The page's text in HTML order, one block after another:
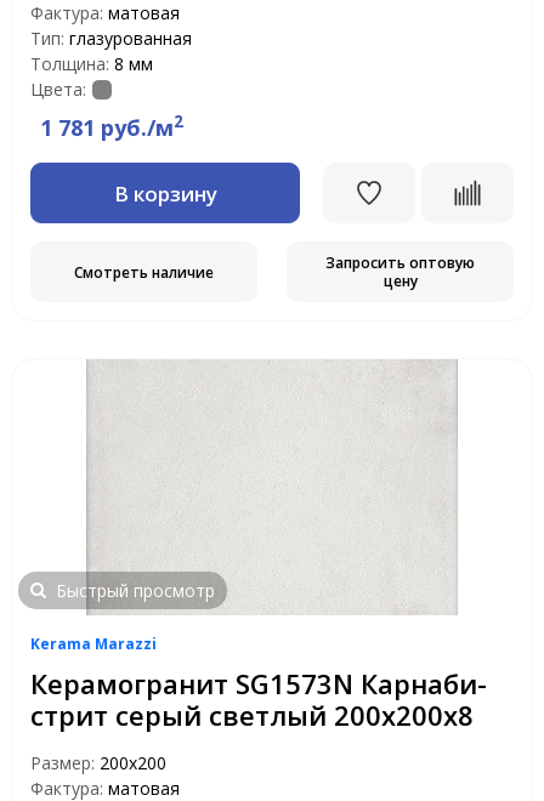
Фактура: матовая
Тип: глазурованная
Толщина: 8 мм
Цвета:
1 781 руб./м2
В корзину
Смотреть наличие
Запросить оптовую
цену
Быстрый просмотр
Kerama Marazzi
Керамогранит SG1573N Карнаби-
стрит серый светлый 200х200х8
Размер: 200x200
Фактура: матовая